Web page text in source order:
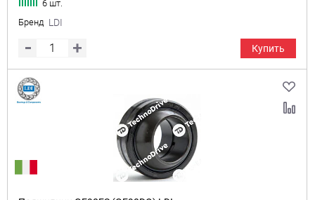
6 шт.
Бренд LDI
Купить